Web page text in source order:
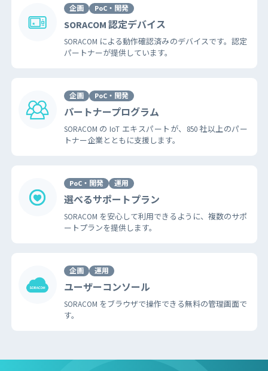
SORACOM 認定デバイス
企画 PoC・開発
SORACOM による動作確認済みのデバイスです。認定
パートナーが提供しています。
パートナープログラム
企画 PoC・開発
SORACOM の IoT エキスパートが、850 社以上のパー
トナー企業とともに支援します。
選べるサポートプラン
PoC・開発 運用
SORACOM を安心して利用できるように、複数のサポ
ートプランを提供します。
ユーザーコンソール
企画 運用
SORACOM をブラウザで操作できる無料の管理画面で
す。